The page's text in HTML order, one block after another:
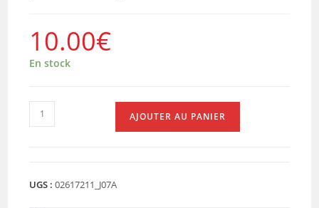
10.00€
En stock
quantité
de
AIR
AJOUTER AU PANIER
UGS :02617211_J07A